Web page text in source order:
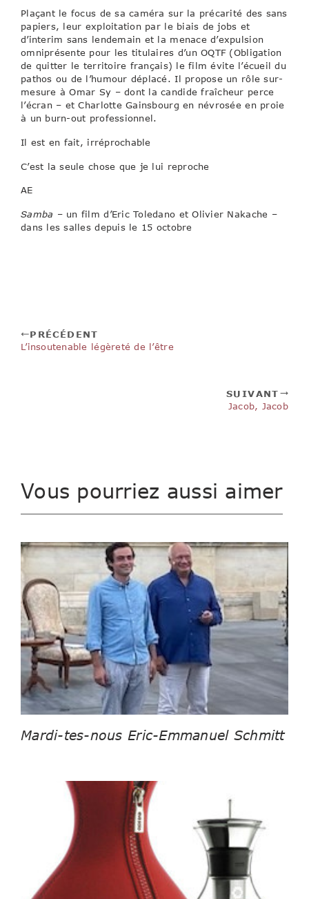
Plaçant le focus de sa caméra sur la précarité des sans
papiers, leur exploitation par le biais de jobs et
d’interim sans lendemain et la menace d’expulsion
omniprésente pour les titulaires d’un OQTF (Obligation
de quitter le territoire français) le film évite l’écueil du
pathos ou de l’humour déplacé. Il propose un rôle sur-
mesure à Omar Sy – dont la candide fraîcheur perce
l’écran – et Charlotte Gainsbourg en névrosée en proie
à un burn-out professionnel.
Il est en fait, irréprochable
C’est la seule chose que je lui reproche
AE
Samba – un film d’Eric Toledano et Olivier Nakache –
dans les salles depuis le 15 octobre
PRÉCÉDENT
L’insoutenable légèreté de l’être
SUIVANT
Jacob, Jacob
Vous pourriez aussi aimer
Mardi-tes-nous Eric-Emmanuel Schmitt